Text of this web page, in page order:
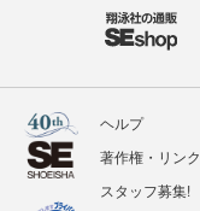
ヘルプ
著作権・リンク
スタッフ募集!